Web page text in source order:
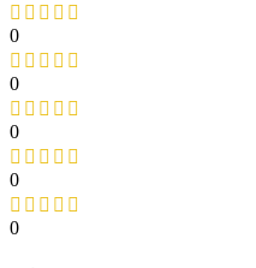
0
0
0
0
0